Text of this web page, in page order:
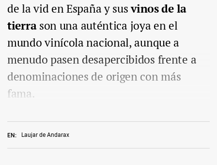
EN: Laujar de Andarax
de la vid en España y susvinos de la
tierrason una auténtica joya en el
mundo vinícola nacional, aunque a
menudo pasen desapercibidos frente a
denominaciones de origen con más
fama.